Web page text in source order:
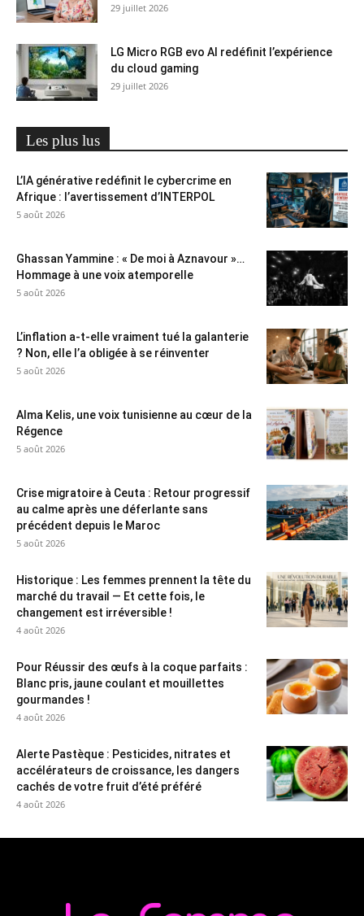
29 juillet 2026
LG Micro RGB evo AI redéfinit l’expérience
du cloud gaming
29 juillet 2026
Les plus lus
L’IA générative redéfinit le cybercrime en
Afrique : l’avertissement d’INTERPOL
5 août 2026
Ghassan Yammine : « De moi à Aznavour »…
Hommage à une voix atemporelle
5 août 2026
L’inflation a-t-elle vraiment tué la galanterie
? Non, elle l’a obligée à se réinventer
5 août 2026
Alma Kelis, une voix tunisienne au cœur de la
Régence
5 août 2026
Crise migratoire à Ceuta : Retour progressif
au calme après une déferlante sans
précédent depuis le Maroc
5 août 2026
Historique : Les femmes prennent la tête du
marché du travail — Et cette fois, le
changement est irréversible !
4 août 2026
Pour Réussir des œufs à la coque parfaits :
Blanc pris, jaune coulant et mouillettes
gourmandes !
4 août 2026
Alerte Pastèque : Pesticides, nitrates et
accélérateurs de croissance, les dangers
cachés de votre fruit d’été préféré
4 août 2026